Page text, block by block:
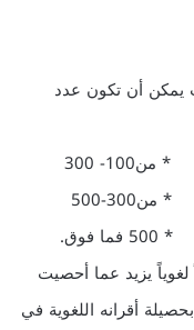
يمكن أن تكون عدد
يزيد عما أحصيت
أقرانه اللغوية في